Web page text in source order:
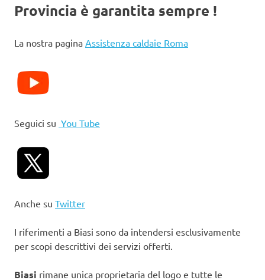
Provincia è garantita sempre !
La nostra pagina Assistenza caldaie Roma
Seguici su You Tube
Anche su Twitter
I riferimenti a Biasi sono da intendersi esclusivamente
per scopi descrittivi dei servizi offerti.
Biasi rimane unica proprietaria del logo e tutte le